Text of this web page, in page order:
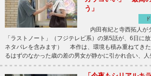
う」
内田有紀と寺西拓人が
「ラストノート」（フジテレビ系）の第5話が、6日に
ネタバレを含みます） 本作は、環境も積み重ねてき
るはずのなかった歳の差の男女が静かに引かれ合い、